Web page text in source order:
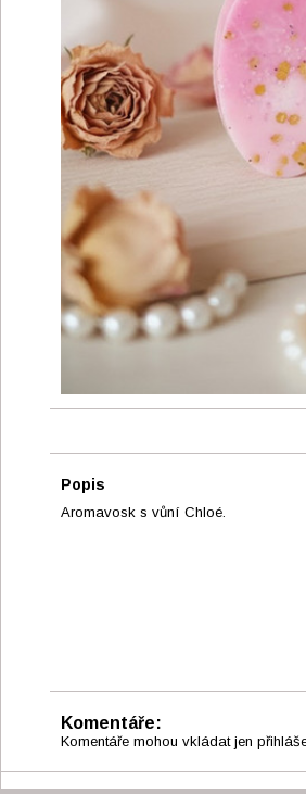
Popis
Aromavosk s vůní Chloé.
Komentáře:
Komentáře mohou vkládat jen